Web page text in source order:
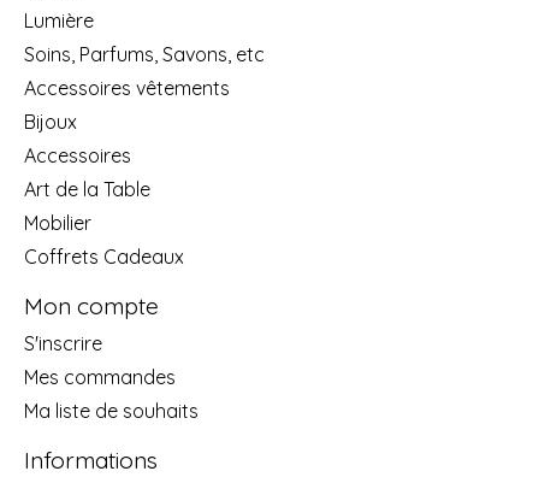
Lumière
Soins, Parfums, Savons, etc
Accessoires vêtements
Bijoux
Accessoires
Art de la Table
Mobilier
Coffrets Cadeaux
Mon compte
S'inscrire
Mes commandes
Ma liste de souhaits
Informations